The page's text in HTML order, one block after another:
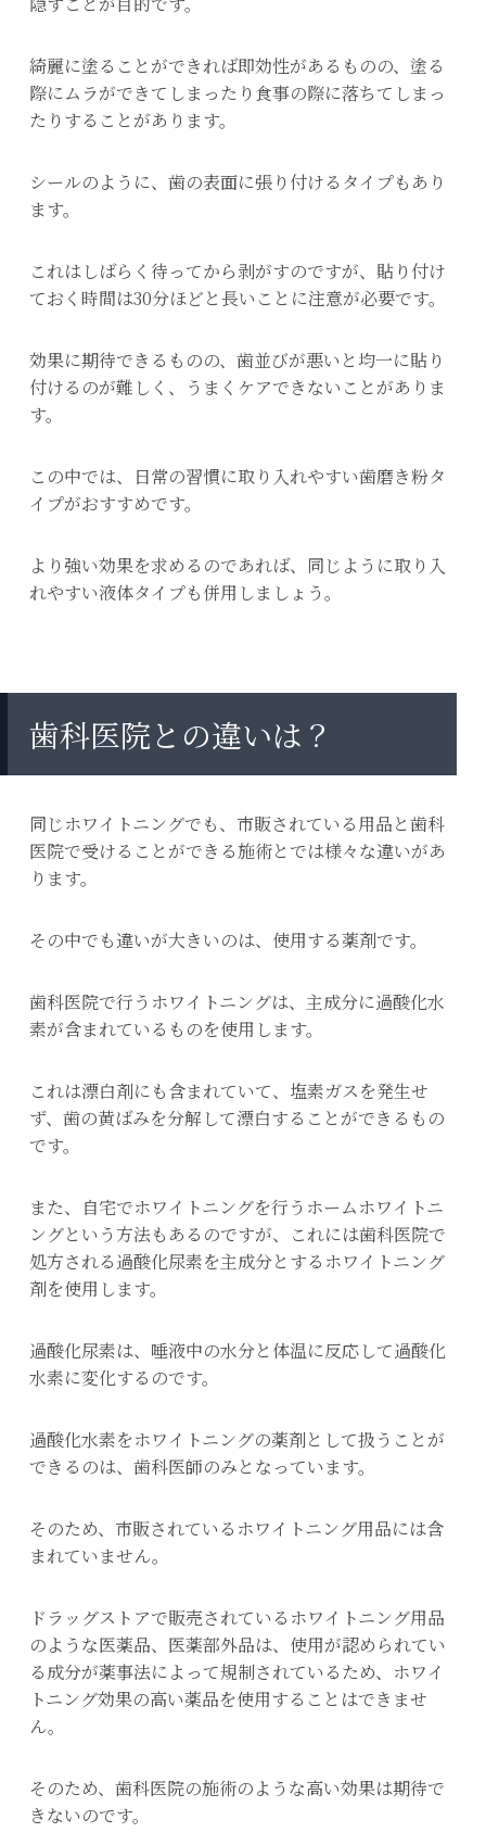
綺麗に塗ることができれば即効性があるものの、塗る
際にムラができてしまったり食事の際に落ちてしまっ
たりすることがあります。
シールのように、歯の表面に張り付けるタイプもあり
ます。
これはしばらく待ってから剥がすのですが、貼り付け
ておく時間は30分ほどと長いことに注意が必要です。
効果に期待できるものの、歯並びが悪いと均一に貼り
付けるのが難しく、うまくケアできないことがありま
す。
この中では、日常の習慣に取り入れやすい歯磨き粉タ
イプがおすすめです。
より強い効果を求めるのであれば、同じように取り入
れやすい液体タイプも併用しましょう。
歯科医院との違いは？
同じホワイトニングでも、市販されている用品と歯科
医院で受けることができる施術とでは様々な違いがあ
ります。
その中でも違いが大きいのは、使用する薬剤です。
歯科医院で行うホワイトニングは、主成分に過酸化水
素が含まれているものを使用します。
これは漂白剤にも含まれていて、塩素ガスを発生せ
ず、歯の黄ばみを分解して漂白することができるもの
です。
また、自宅でホワイトニングを行うホームホワイトニ
ングという方法もあるのですが、これには歯科医院で
処方される過酸化尿素を主成分とするホワイトニング
剤を使用します。
過酸化尿素は、唾液中の水分と体温に反応して過酸化
水素に変化するのです。
過酸化水素をホワイトニングの薬剤として扱うことが
できるのは、歯科医師のみとなっています。
そのため、市販されているホワイトニング用品には含
まれていません。
ドラッグストアで販売されているホワイトニング用品
のような医薬品、医薬部外品は、使用が認められてい
る成分が薬事法によって規制されているため、ホワイ
トニング効果の高い薬品を使用することはできませ
ん。
そのため、歯科医院の施術のような高い効果は期待で
きないのです。